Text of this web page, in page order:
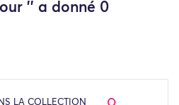
'' a donné 0
LA COLLECTION